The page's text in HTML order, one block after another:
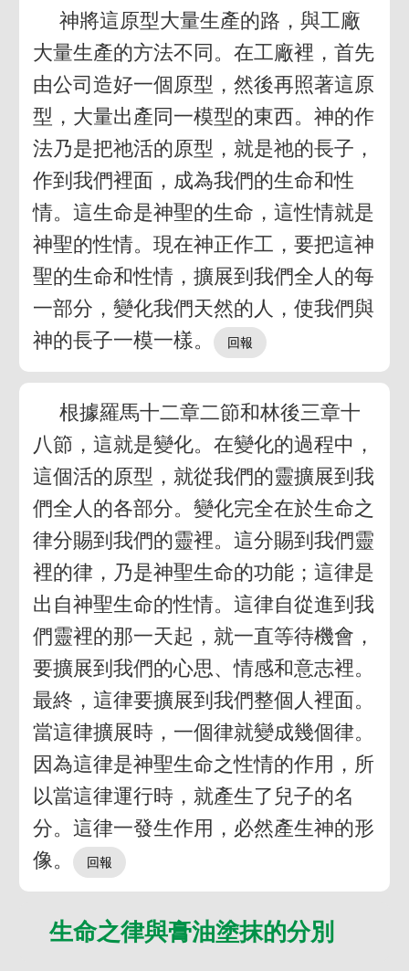
神將這原型大量生產的路，與工廠
大量生產的方法不同。在工廠裡，首先
由公司造好一個原型，然後再照著這原
型，大量出產同一模型的東西。神的作
法乃是把祂活的原型，就是祂的長子，
作到我們裡面，成為我們的生命和性
情。這生命是神聖的生命，這性情就是
神聖的性情。現在神正作工，要把這神
聖的生命和性情，擴展到我們全人的每
一部分，變化我們天然的人，使我們與
神的長子一模一樣。
根據羅馬十二章二節和林後三章十
八節，這就是變化。在變化的過程中，
這個活的原型，就從我們的靈擴展到我
們全人的各部分。變化完全在於生命之
律分賜到我們的靈裡。這分賜到我們靈
裡的律，乃是神聖生命的功能；這律是
出自神聖生命的性情。這律自從進到我
們靈裡的那一天起，就一直等待機會，
要擴展到我們的心思、情感和意志裡。
最終，這律要擴展到我們整個人裡面。
當這律擴展時，一個律就變成幾個律。
因為這律是神聖生命之性情的作用，所
以當這律運行時，就產生了兒子的名
分。這律一發生作用，必然產生神的形
像。
生命之律與膏油塗抹的分別